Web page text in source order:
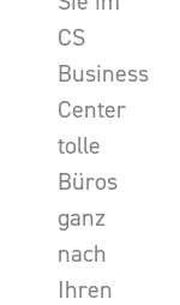
CS
Business
Center
tolle
Büros
ganz
nach
Ihren